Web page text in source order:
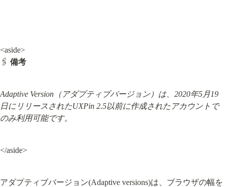
<aside>
🖇️ 備考
Adaptive Version（アダプティブバージョン）は、2020年5月19
日にリリースされたUXPin 2.5以前に作成されたアカウントで
のみ利用可能です。
</aside>
アダプティブバージョン(Adaptive versions)は、ブラウザの幅を